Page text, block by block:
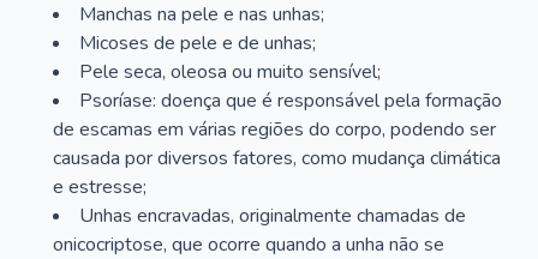
Manchas na pele e nas unhas;
Micoses de pele e de unhas;
Pele seca, oleosa ou muito sensível;
Psoríase: doença que é responsável pela formação
de escamas em várias regiões do corpo, podendo ser
causada por diversos fatores, como mudança climática
e estresse;
Unhas encravadas, originalmente chamadas de
onicocriptose, que ocorre quando a unha não se